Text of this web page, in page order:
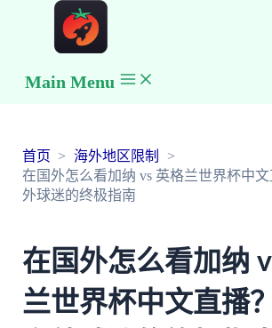
Main Menu
首页
海外地区限制
在国外怎么看加纳 vs 英格兰世界杯中
外球迷的终极指南
在国外怎么看加纳
兰世界杯中文直播